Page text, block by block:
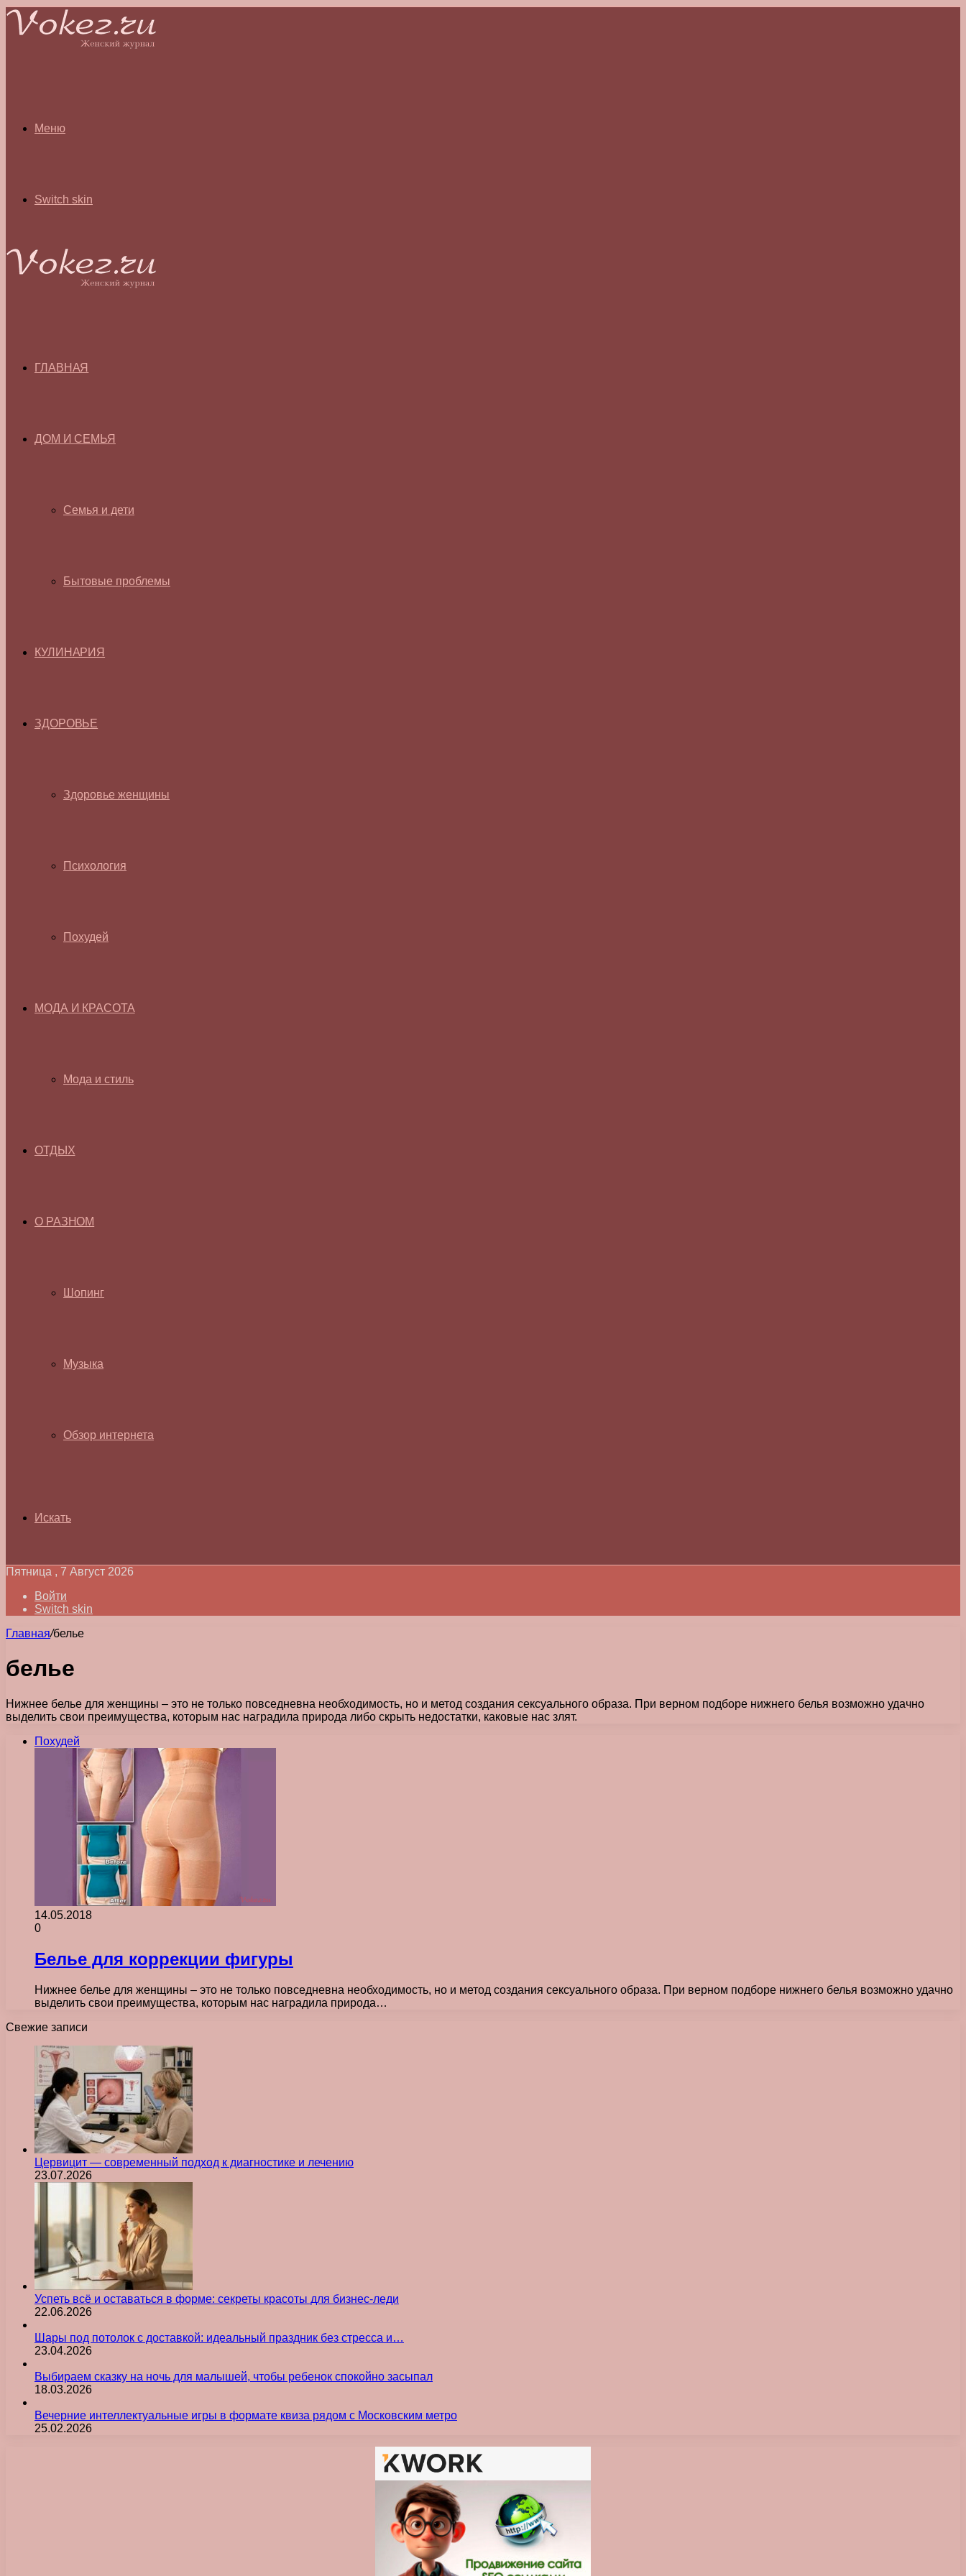
Меню
Switch skin
ГЛАВНАЯ
ДОМ И СЕМЬЯ
Семья и дети
Бытовые проблемы
КУЛИНАРИЯ
ЗДОРОВЬЕ
Здоровье женщины
Психология
Похудей
МОДА И КРАСОТА
Мода и стиль
ОТДЫХ
О РАЗНОМ
Шопинг
Музыка
Обзор интернета
Искать
Пятница , 7 Август 2026
Войти
Switch skin
Главная/белье
белье
Нижнее белье для женщины – это не только повседневна необходимость, но и метод создания сексуального образа. При верном подборе нижнего белья возможно удачно
выделить свои преимущества, которым нас наградила природа либо скрыть недостатки, каковые нас злят.
Похудей
14.05.2018
0
Белье для коррекции фигуры
Нижнее белье для женщины – это не только повседневна необходимость, но и метод создания сексуального образа. При верном подборе нижнего белья возможно удачно
выделить свои преимущества, которым нас наградила природа…
Свежие записи
Цервицит — современный подход к диагностике и лечению
23.07.2026
Успеть всё и оставаться в форме: секреты красоты для бизнес-леди
22.06.2026
Шары под потолок с доставкой: идеальный праздник без стресса и…
23.04.2026
Выбираем сказку на ночь для малышей, чтобы ребенок спокойно засыпал
18.03.2026
Вечерние интеллектуальные игры в формате квиза рядом с Московским метро
25.02.2026